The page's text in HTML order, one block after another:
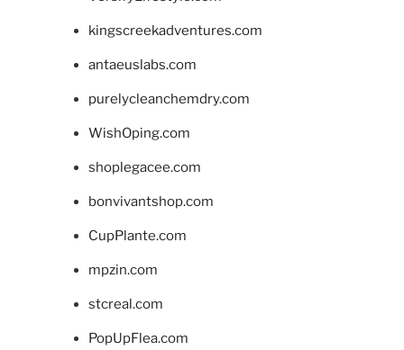
kingscreekadventures.com
antaeuslabs.com
purelycleanchemdry.com
WishOping.com
shoplegacee.com
bonvivantshop.com
CupPlante.com
mpzin.com
stcreal.com
PopUpFlea.com